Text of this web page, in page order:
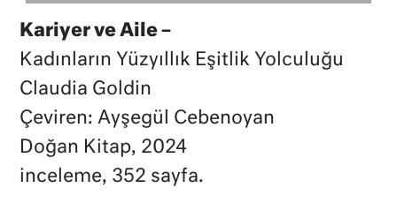
Kariyer ve Aile –
Kadınların Yüzyıllık Eşitlik Yolculuğu
Claudia Goldin
Çeviren: Ayşegül Cebenoyan
Doğan Kitap, 2024
inceleme, 352 sayfa.